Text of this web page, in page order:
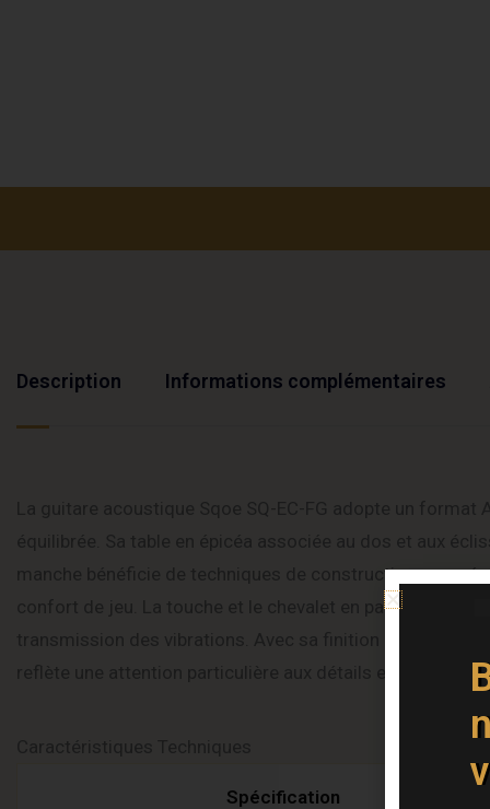
Description Informations complémentaires
manche bénéficie de techniques de construction
confort de jeu. La touche et le chevalet en palissandre
transmission des vibrations. Avec sa finition hand-
reflète une attention particulière aux détails et à
Spécification